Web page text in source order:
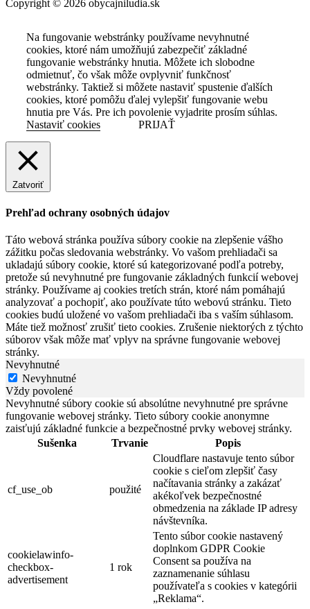
Copyright © 2026 obycajniludia.sk
Na fungovanie webstránky používame nevyhnutné
cookies, ktoré nám umožňujú zabezpečiť základné
fungovanie webstránky hnutia. Môžete ich slobodne
odmietnuť, čo však môže ovplyvniť funkčnosť
webstránky. Taktiež si môžete nastaviť spustenie ďalších
cookies, ktoré pomôžu ďalej vylepšiť fungovanie webu
hnutia pre Vás. Pre ich povolenie vyjadrite prosím súhlas.
Nastaviť cookies
PRIJAŤ
Zatvoriť
Prehľad ochrany osobných údajov
Táto webová stránka používa súbory cookie na zlepšenie vášho
zážitku počas sledovania webstránky. Vo vašom prehliadači sa
ukladajú súbory cookie, ktoré sú kategorizované podľa potreby,
pretože sú nevyhnutné pre fungovanie základných funkcií webovej
stránky. Používame aj cookies tretích strán, ktoré nám pomáhajú
analyzovať a pochopiť, ako používate túto webovú stránku. Tieto
cookies budú uložené vo vašom prehliadači iba s vaším súhlasom.
Máte tiež možnosť zrušiť tieto cookies. Zrušenie niektorých z týchto
súborov však môže mať vplyv na správne fungovanie webovej
stránky.
Nevyhnutné
Nevyhnutné
Vždy povolené
Nevyhnutné súbory cookie sú absolútne nevyhnutné pre správne
fungovanie webovej stránky. Tieto súbory cookie anonymne
zaisťujú základné funkcie a bezpečnostné prvky webovej stránky.
Sušenka
Trvanie Popis
cf_use_ob použité
Cloudflare nastavuje tento súbor
cookie s cieľom zlepšiť časy
načítavania stránky a zakázať
akékoľvek bezpečnostné
obmedzenia na základe IP adresy
návštevníka.
cookielawinfo-
checkbox-
advertisement
1 rok
Tento súbor cookie nastavený
doplnkom GDPR Cookie
Consent sa používa na
zaznamenanie súhlasu
používateľa s cookies v kategórii
„Reklama“.